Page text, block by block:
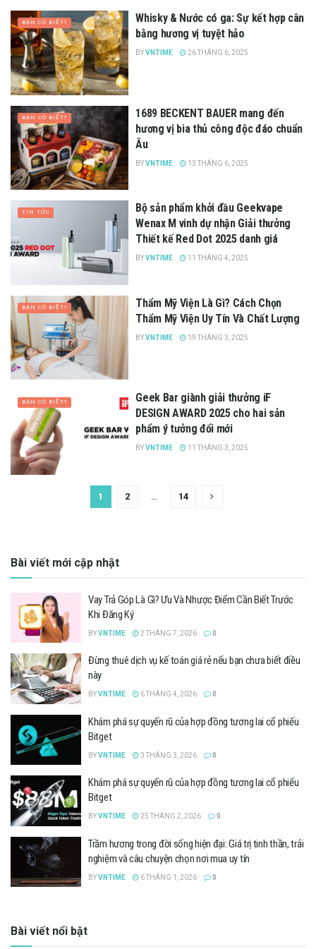
BẠN CÓ BIẾT?
Whisky & Nước có ga: Sự kết hợp cân
bằng hương vị tuyệt hảo
BYVNTIME 26 THÁNG 6, 2025
BẠN CÓ BIẾT?
1689 BECKENT BAUER mang đến
hương vị bia thủ công độc đáo chuẩn
Âu
BYVNTIME 13 THÁNG 6, 2025
TIN TỨC
Bộ sản phẩm khởi đầu Geekvape
Wenax M vinh dự nhận Giải thưởng
Thiết kế Red Dot 2025 danh giá
BYVNTIME 11 THÁNG 4, 2025
BẠN CÓ BIẾT?
Thẩm Mỹ Viện Là Gì? Cách Chọn
Thẩm Mỹ Viện Uy Tín Và Chất Lượng
BYVNTIME 19 THÁNG 3, 2025
BẠN CÓ BIẾT?
Geek Bar giành giải thưởng iF
DESIGN AWARD 2025 cho hai sản
phẩm ý tưởng đổi mới
BYVNTIME 11 THÁNG 3, 2025
1 2 14
Bài viết mới cập nhật
Vay Trả Góp Là Gì? Ưu Và Nhược Điểm Cần Biết Trước
Khi Đăng Ký
BYVNTIME 2 THÁNG 7, 2026 0
Đừng thuê dịch vụ kế toán giá rẻ nếu bạn chưa biết điều
này
BYVNTIME 6 THÁNG 4, 2026 0
Khám phá sự quyến rũ của hợp đồng tương lai cổ phiếu
Bitget
BYVNTIME 3 THÁNG 3, 2026 0
Khám phá sự quyến rũ của hợp đồng tương lai cổ phiếu
Bitget
BYVNTIME 25 THÁNG 2, 2026 0
Trầm hương trong đời sống hiện đại: Giá trị tinh thần, trải
nghiệm và câu chuyện chọn nơi mua uy tín
BYVNTIME 6 THÁNG 1, 2026 0
Bài viết nổi bật